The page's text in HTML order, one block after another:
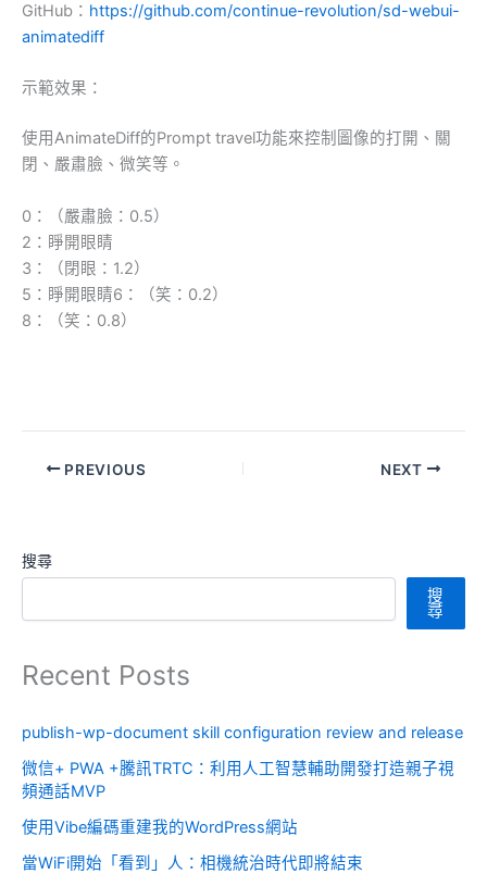
GitHub： https://github.com/continue-revolution/sd-webui-
animatediff
示範效果：
使用AnimateDiff的Prompt travel功能來控制圖像的打開、關
閉、嚴肅臉、微笑等。
0：（嚴肅臉：0.5）
2：睜開眼睛
3：（閉眼：1.2）
5：睜開眼睛6：（笑：0.2）
8：（笑：0.8）
PREVIOUS NEXT
搜尋
搜
尋
Recent Posts
publish-wp-document skill configuration review and release
微信+ PWA +騰訊TRTC：利用人工智慧輔助開發打造親子視
頻通話MVP
使用Vibe編碼重建我的WordPress網站
當WiFi開始「看到」人：相機統治時代即將結束